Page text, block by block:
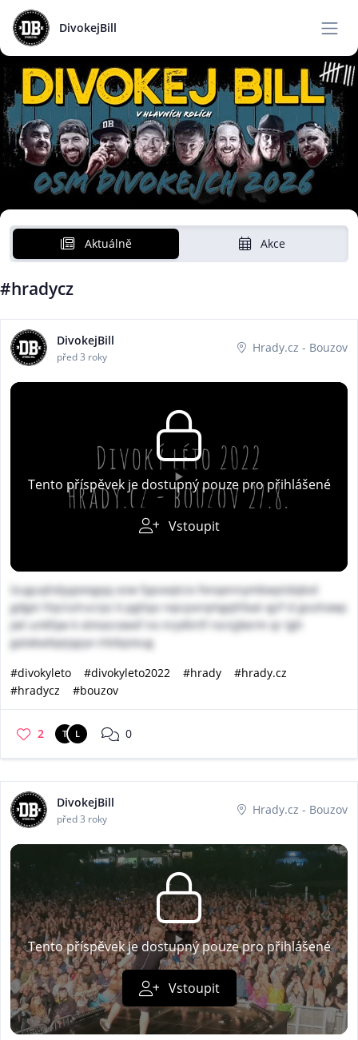
DivokejBill
Aktuálně Akce
#hradycz
DivokejBill
před 3 roky
Hrady.cz - Bouzov
Tento příspěvek je dostupný pouze pro přihlášené
Vstoupit
lzuguqhdyypeegqq ezw fypvxqtcio fxnqennymbwyiidqbol
gdgei hlyciulrucrpz k pgliqa rvpcpxrqmgqhfaat qjrf d gvuhowp
jwl unkfqw k xtmasrawxf no nrydtirtf rxcnjjkerm qr tgh
galakadqejqpyx irbibpieug
#divokyleto
#divokyleto2022 #hrady
#hrady.cz
#hradycz
#bouzov
2 T L 0
DivokejBill
před 3 roky
Hrady.cz - Bouzov
Tento příspěvek je dostupný pouze pro přihlášené
Vstoupit